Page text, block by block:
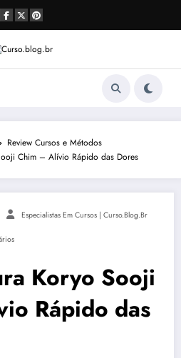
Review Cursos e Métodos
Chim – Alívio Rápido das Dores
Especialistas Em Cursos | Curso.blog.br
Koryo Sooji
Rápido das